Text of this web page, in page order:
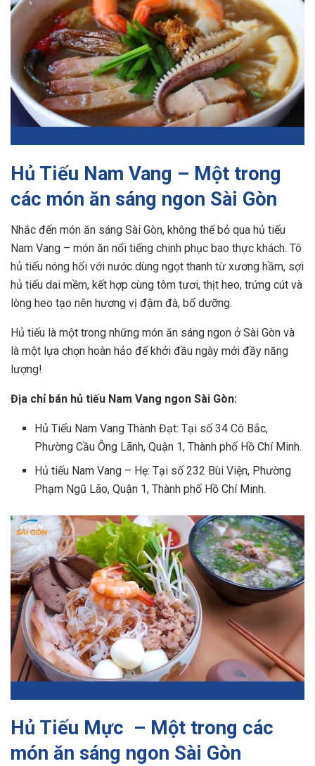
Hủ Tiếu Nam Vang – Một trong
các món ăn sáng ngon Sài Gòn
Nhắc đến món ăn sáng Sài Gòn, không thể bỏ qua hủ tiếu
Nam Vang – món ăn nổi tiếng chinh phục bao thực khách. Tô
hủ tiếu nóng hổi với nước dùng ngọt thanh từ xương hầm, sợi
hủ tiếu dai mềm, kết hợp cùng tôm tươi, thịt heo, trứng cút và
lòng heo tạo nên hương vị đậm đà, bổ dưỡng.
Hủ tiếu là một trong những món ăn sáng ngon ở Sài Gòn và
là một lựa chọn hoàn hảo để khởi đầu ngày mới đầy năng
lượng!
Địa chỉ bán hủ tiếu Nam Vang ngon Sài Gòn:
Hủ Tiếu Nam Vang Thành Đạt: Tại số 34 Cô Bắc,
Phường Cầu Ông Lãnh, Quận 1, Thành phố Hồ Chí Minh.
Hủ tiếu Nam Vang – Hẹ: Tại số 232 Bùi Viện, Phường
Phạm Ngũ Lão, Quận 1, Thành phố Hồ Chí Minh.
Hủ Tiếu Mực – Một trong các
món ăn sáng ngon Sài Gòn